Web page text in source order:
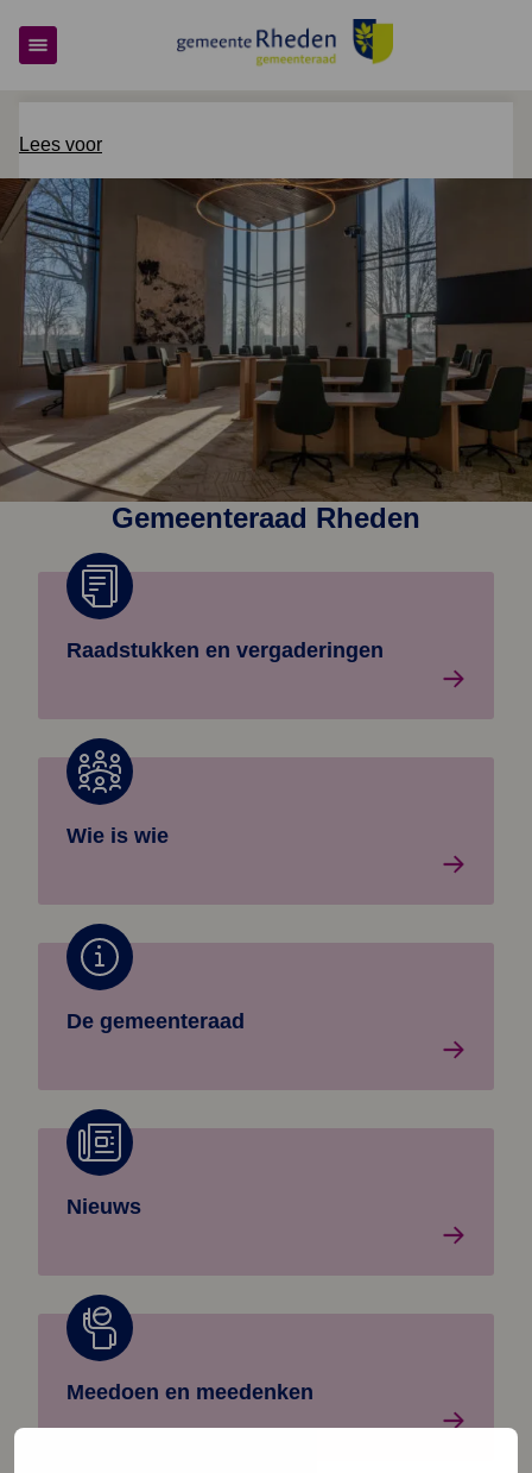
Lees voor
Gemeenteraad Rheden
Raadstukken en vergaderingen
Lees meer over: Raadsinformatiesysteem
Wie is wie
Lees meer over: Wie is wie
De gemeenteraad
Lees meer over: Over de gemeenteraad
Nieuws
Lees meer over: Nieuws
Meedoen en meedenken
Lees meer over: Mijn invloed